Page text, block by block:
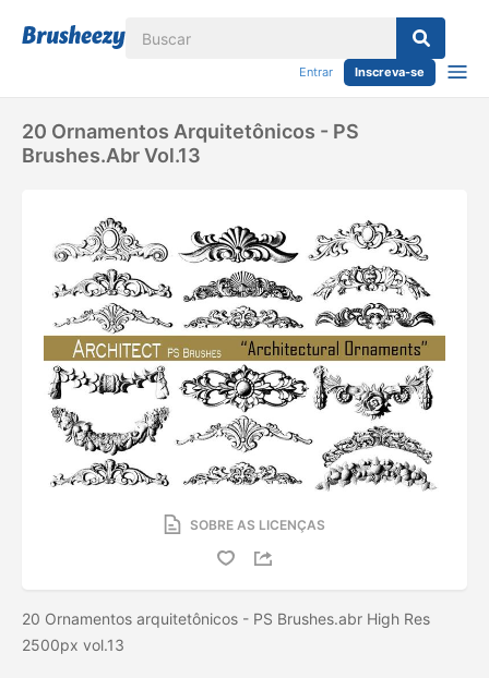
Entrar Inscreva-se
20 Ornamentos Arquitetônicos - PS
Brushes.abr Vol.13
SOBRE AS LICENÇAS
20 Ornamentos arquitetônicos - PS Brushes.abr High Res
2500px vol.13